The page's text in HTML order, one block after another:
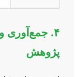
۴. جمع‌آوری
پژوهش